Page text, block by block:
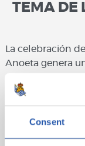
Consent
TEMA DE
La celebración
Anoeta genera
los donostiarras